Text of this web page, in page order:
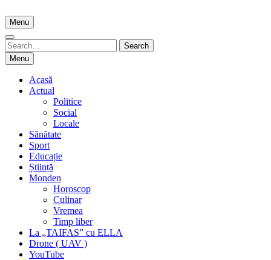
to
content
Menu
Search
for:
Search
Menu
Acasă
Actual
Politice
Social
Locale
Sănătate
Sport
Educație
Știință
Monden
Horoscop
Culinar
Vremea
Timp liber
La „TAIFAS” cu ELLA
Drone ( UAV )
YouTube